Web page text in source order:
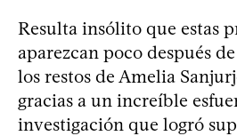
Resulta insólito que estas
aparezcan poco después
los restos de Amelia
gracias a un increíble
investigación que logró